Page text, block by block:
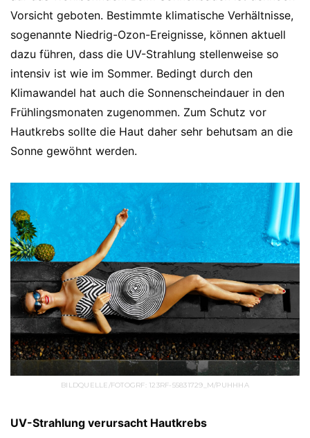
Vorsicht geboten. Bestimmte klimatische Verhältnisse,
sogenannte Niedrig-Ozon-Ereignisse, können aktuell
dazu führen, dass die UV-Strahlung stellenweise so
intensiv ist wie im Sommer. Bedingt durch den
Klimawandel hat auch die Sonnenscheindauer in den
Frühlingsmonaten zugenommen. Zum Schutz vor
Hautkrebs sollte die Haut daher sehr behutsam an die
Sonne gewöhnt werden.
BILDQUELLE/FOTOGRF: 123RF-55831729_M/PUHHHA
UV-Strahlung verursacht Hautkrebs